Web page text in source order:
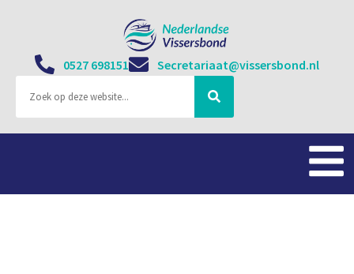
0527 698151 Secretariaat@vissersbond.nl